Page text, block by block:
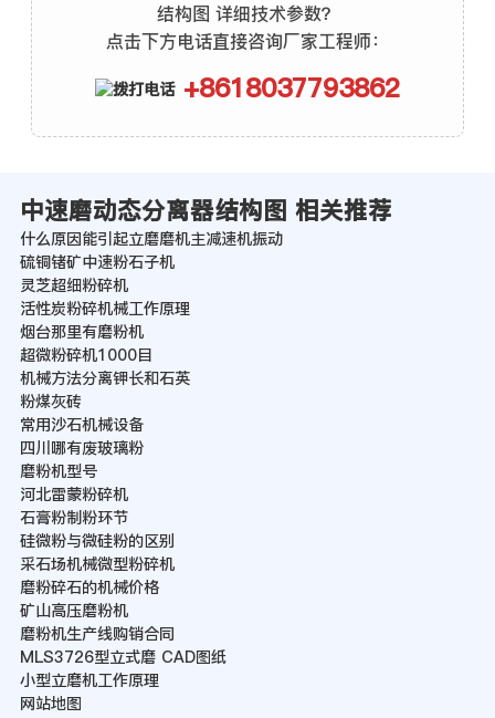
结构图 详细技术参数？
点击下方电话直接咨询厂家工程师：
+8618037793862
中速磨动态分离器结构图 相关推荐
什么原因能引起立磨磨机主减速机振动
硫铜锗矿中速粉石子机
灵芝超细粉碎机
活性炭粉碎机械工作原理
烟台那里有磨粉机
超微粉碎机1000目
机械方法分离钾长和石英
粉煤灰砖
常用沙石机械设备
四川哪有废玻璃粉
磨粉机型号
河北雷蒙粉碎机
石膏粉制粉环节
硅微粉与微硅粉的区别
采石场机械微型粉碎机
磨粉碎石的机械价格
矿山高压磨粉机
磨粉机生产线购销合同
MLS3726型立式磨 CAD图纸
小型立磨机工作原理
网站地图